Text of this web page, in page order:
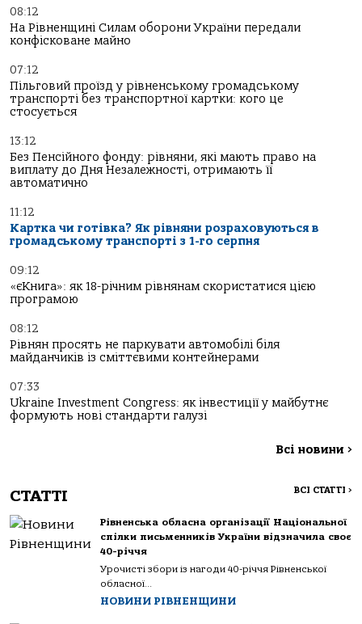
08:12
На Рівненщині Силам оборони України передали
конфісковане майно
07:12
Пільговий проїзд у рівненському громадському
транспорті без транспортної картки: кого це
стосується
13:12
Без Пенсійного фонду: рівняни, які мають право на
виплату до Дня Незалежності, отримають її
автоматично
11:12
Картка чи готівка? Як рівняни розраховуються в
громадському транспорті з 1-го серпня
09:12
«єКнига»: як 18-річним рівнянам скористатися цією
програмою
08:12
Рівнян просять не паркувати автомобілі біля
майданчиків із сміттєвими контейнерами
07:33
Ukraine Investment Congress: як інвестиції у майбутнє
формують нові стандарти галузі
Всі новини >
СТАТТІ ВСІ СТАТТІ >
Рівненська обласна організації Національної
спілки письменників України відзначила своє
40-річчя
Урочисті збори із нагоди 40-річчя Рівненської
обласної...
НОВИНИ РІВНЕНЩИНИ